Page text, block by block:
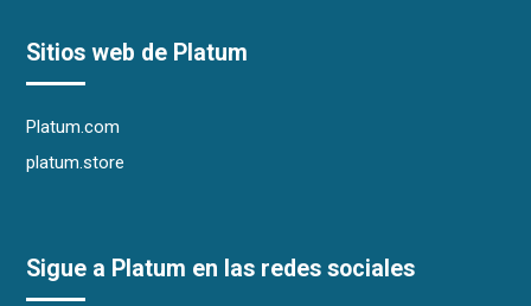
Sitios web de Platum
Platum.com
platum.store
Sigue a Platum en las redes sociales